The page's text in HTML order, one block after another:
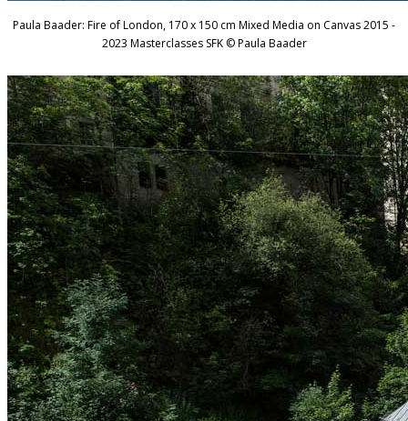
Paula Baader: Fire of London, 170 x 150 cm Mixed Media on Canvas 2015 -
2023 Masterclasses SFK © Paula Baader